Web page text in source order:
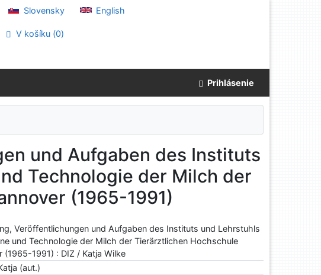
Slovensky English
V košíku (0)
Prihlásenie
und Aufgaben des Instituts
Technologie der Milch der
(1965-1991)
Veröffentlichungen und Aufgaben des Instituts und Lehrstuhls
und Technologie der Milch der Tierärztlichen Hochschule
(1965-1991) : DIZ / Katja Wilke
(aut.)